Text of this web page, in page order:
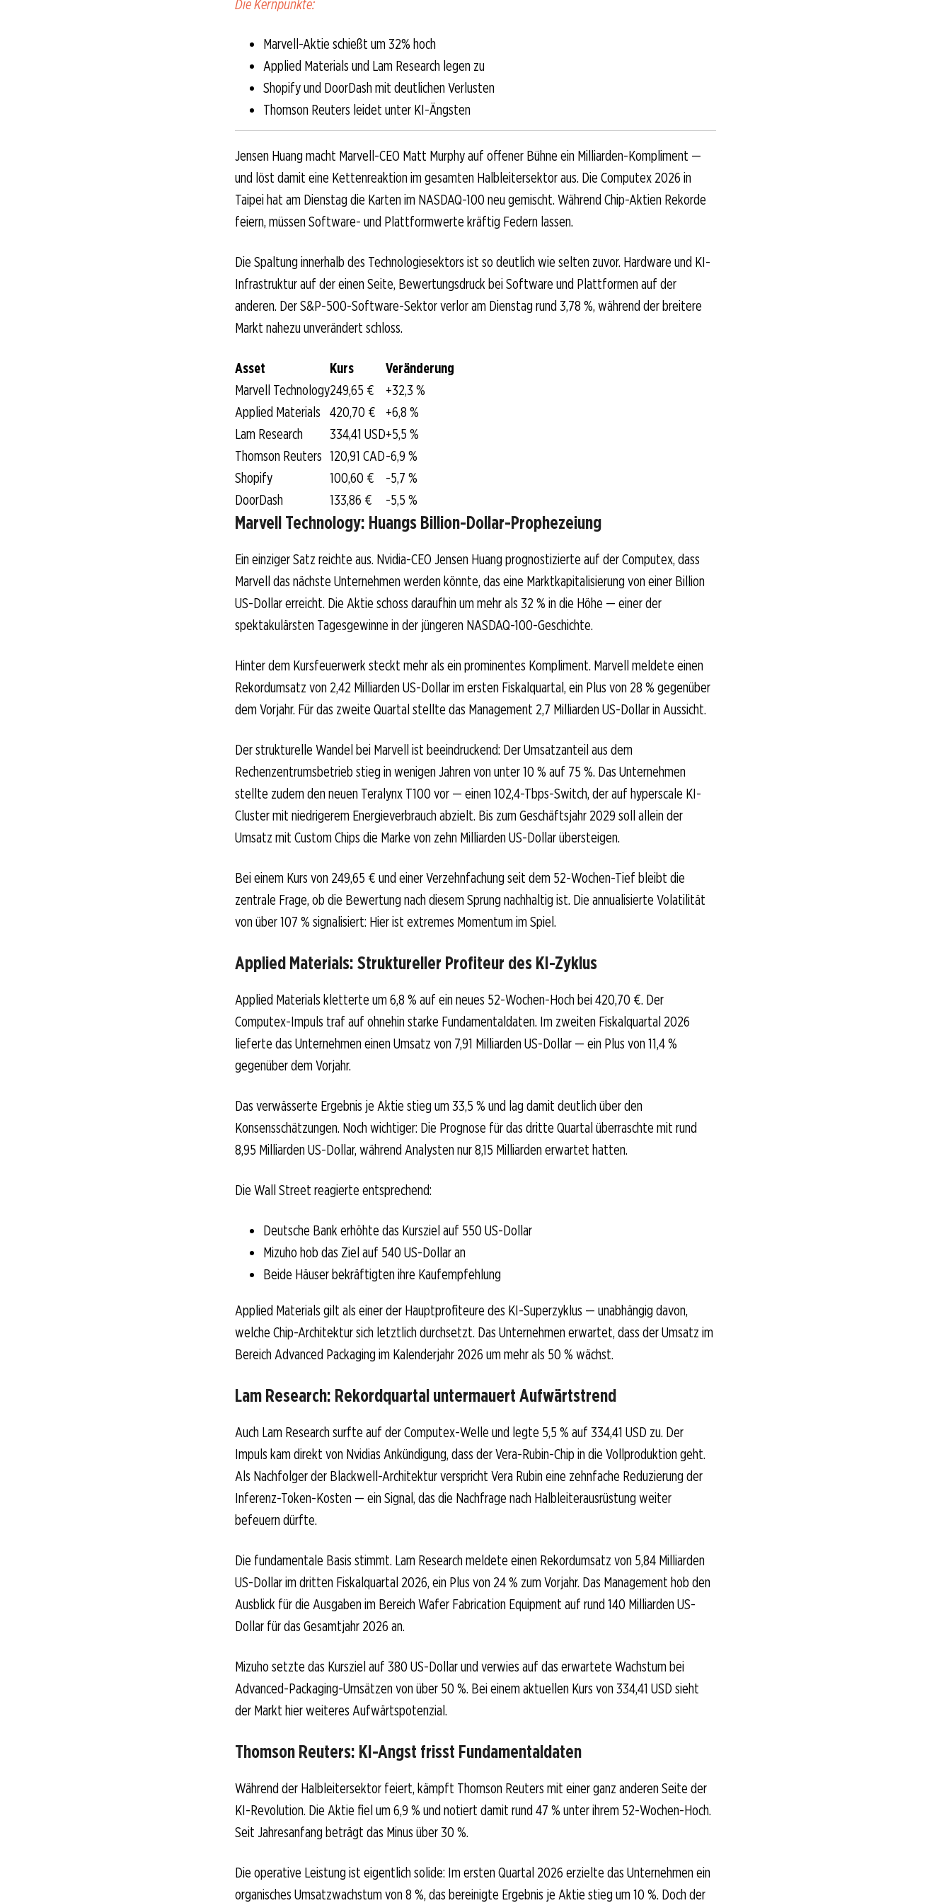
Die Kernpunkte:
Marvell-Aktie schießt um 32% hoch
Applied Materials und Lam Research legen zu
Shopify und DoorDash mit deutlichen Verlusten
Thomson Reuters leidet unter KI-Ängsten
Jensen Huang macht Marvell-CEO Matt Murphy auf offener Bühne ein Milliarden-Kompliment —
und löst damit eine Kettenreaktion im gesamten Halbleitersektor aus. Die Computex 2026 in
Taipei hat am Dienstag die Karten im NASDAQ-100 neu gemischt. Während Chip-Aktien Rekorde
feiern, müssen Software- und Plattformwerte kräftig Federn lassen.
Die Spaltung innerhalb des Technologiesektors ist so deutlich wie selten zuvor. Hardware und KI-
Infrastruktur auf der einen Seite, Bewertungsdruck bei Software und Plattformen auf der
anderen. Der S&P-500-Software-Sektor verlor am Dienstag rund 3,78 %, während der breitere
Markt nahezu unverändert schloss.
Asset Kurs
Veränderung
Marvell Technology249,65 €
+32,3 %
Applied Materials 420,70 €
+6,8 %
Lam Research
334,41 USD+5,5 %
Thomson Reuters 120,91 CAD-6,9 %
Shopify
100,60 €
-5,7 %
DoorDash
133,86 € -5,5 %
Marvell Technology: Huangs Billion-Dollar-Prophezeiung
Ein einziger Satz reichte aus. Nvidia-CEO Jensen Huang prognostizierte auf der Computex, dass
Marvell das nächste Unternehmen werden könnte, das eine Marktkapitalisierung von einer Billion
US-Dollar erreicht. Die Aktie schoss daraufhin um mehr als 32 % in die Höhe — einer der
spektakulärsten Tagesgewinne in der jüngeren NASDAQ-100-Geschichte.
Hinter dem Kursfeuerwerk steckt mehr als ein prominentes Kompliment. Marvell meldete einen
Rekordumsatz von 2,42 Milliarden US-Dollar im ersten Fiskalquartal, ein Plus von 28 % gegenüber
dem Vorjahr. Für das zweite Quartal stellte das Management 2,7 Milliarden US-Dollar in Aussicht.
Der strukturelle Wandel bei Marvell ist beeindruckend: Der Umsatzanteil aus dem
Rechenzentrumsbetrieb stieg in wenigen Jahren von unter 10 % auf 75 %. Das Unternehmen
stellte zudem den neuen Teralynx T100 vor — einen 102,4-Tbps-Switch, der auf hyperscale KI-
Cluster mit niedrigerem Energieverbrauch abzielt. Bis zum Geschäftsjahr 2029 soll allein der
Umsatz mit Custom Chips die Marke von zehn Milliarden US-Dollar übersteigen.
Bei einem Kurs von 249,65 € und einer Verzehnfachung seit dem 52-Wochen-Tief bleibt die
zentrale Frage, ob die Bewertung nach diesem Sprung nachhaltig ist. Die annualisierte Volatilität
von über 107 % signalisiert: Hier ist extremes Momentum im Spiel.
Applied Materials: Struktureller Profiteur des KI-Zyklus
Applied Materials kletterte um 6,8 % auf ein neues 52-Wochen-Hoch bei 420,70 €. Der
Computex-Impuls traf auf ohnehin starke Fundamentaldaten. Im zweiten Fiskalquartal 2026
lieferte das Unternehmen einen Umsatz von 7,91 Milliarden US-Dollar — ein Plus von 11,4 %
gegenüber dem Vorjahr.
Das verwässerte Ergebnis je Aktie stieg um 33,5 % und lag damit deutlich über den
Konsensschätzungen. Noch wichtiger: Die Prognose für das dritte Quartal überraschte mit rund
8,95 Milliarden US-Dollar, während Analysten nur 8,15 Milliarden erwartet hatten.
Die Wall Street reagierte entsprechend:
Deutsche Bank erhöhte das Kursziel auf 550 US-Dollar
Mizuho hob das Ziel auf 540 US-Dollar an
Beide Häuser bekräftigten ihre Kaufempfehlung
Applied Materials gilt als einer der Hauptprofiteure des KI-Superzyklus — unabhängig davon,
welche Chip-Architektur sich letztlich durchsetzt. Das Unternehmen erwartet, dass der Umsatz im
Bereich Advanced Packaging im Kalenderjahr 2026 um mehr als 50 % wächst.
Lam Research: Rekordquartal untermauert Aufwärtstrend
Auch Lam Research surfte auf der Computex-Welle und legte 5,5 % auf 334,41 USD zu. Der
Impuls kam direkt von Nvidias Ankündigung, dass der Vera-Rubin-Chip in die Vollproduktion geht.
Als Nachfolger der Blackwell-Architektur verspricht Vera Rubin eine zehnfache Reduzierung der
Inferenz-Token-Kosten — ein Signal, das die Nachfrage nach Halbleiterausrüstung weiter
befeuern dürfte.
Die fundamentale Basis stimmt. Lam Research meldete einen Rekordumsatz von 5,84 Milliarden
US-Dollar im dritten Fiskalquartal 2026, ein Plus von 24 % zum Vorjahr. Das Management hob den
Ausblick für die Ausgaben im Bereich Wafer Fabrication Equipment auf rund 140 Milliarden US-
Dollar für das Gesamtjahr 2026 an.
Mizuho setzte das Kursziel auf 380 US-Dollar und verwies auf das erwartete Wachstum bei
Advanced-Packaging-Umsätzen von über 50 %. Bei einem aktuellen Kurs von 334,41 USD sieht
der Markt hier weiteres Aufwärtspotenzial.
Thomson Reuters: KI-Angst frisst Fundamentaldaten
Während der Halbleitersektor feiert, kämpft Thomson Reuters mit einer ganz anderen Seite der
KI-Revolution. Die Aktie fiel um 6,9 % und notiert damit rund 47 % unter ihrem 52-Wochen-Hoch.
Seit Jahresanfang beträgt das Minus über 30 %.
Die operative Leistung ist eigentlich solide: Im ersten Quartal 2026 erzielte das Unternehmen ein
organisches Umsatzwachstum von 8 %, das bereinigte Ergebnis je Aktie stieg um 10 %. Doch der